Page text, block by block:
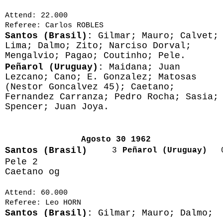
Attend: 22.000
Referee: Carlos ROBLES
Santos (Brasil): Gilmar; Mauro; Calvet;
Lima; Dalmo; Zito; Narciso Dorval;
Mengalvio; Pagao; Coutinho; Pele.
Peñarol (Uruguay): Maidana; Juan
Lezcano; Cano; E. Gonzalez; Matosas
(Nestor Goncalvez 45); Caetano;
Fernandez Carranza; Pedro Rocha; Sasia;
Spencer; Juan Joya.
Agosto 30 1962
Santos (Brasil) 3 Peñarol (Uruguay)
Pele 2
Caetano og
Attend: 60.000
Referee: Leo HORN
Santos (Brasil): Gilmar; Mauro; Dalmo;